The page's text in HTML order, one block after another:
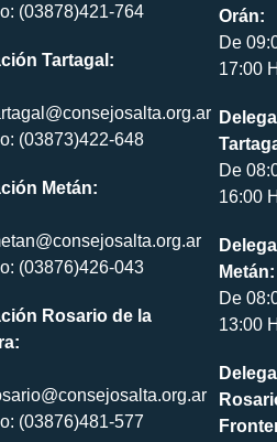
(03878)421-764
Tartagal:
(03873)422-648
Metán:
(03876)426-043
Rosario de la
(03876)481-577
Orán:
De
17:00
De
16:00
Metán:
De
13:00